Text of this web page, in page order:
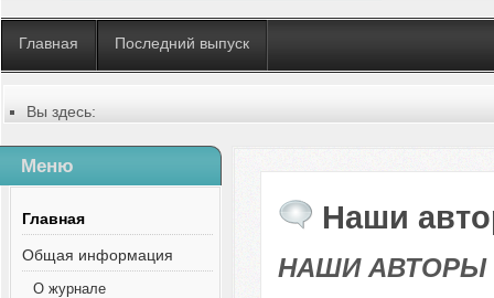
Главная Последний выпуск
Вы здесь:
Русский
Содержание выпусков
Наши авторы № 8-2021
Меню
Главная
Общая информация
О журнале
Наши
НАШИ АВТОРЫ